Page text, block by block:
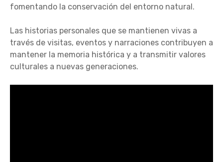
fomentando la conservación del entorno natural.
Las historias personales que se mantienen vivas a
través de visitas, eventos y narraciones contribuyen a
mantener la memoria histórica y a transmitir valores
culturales a nuevas generaciones.